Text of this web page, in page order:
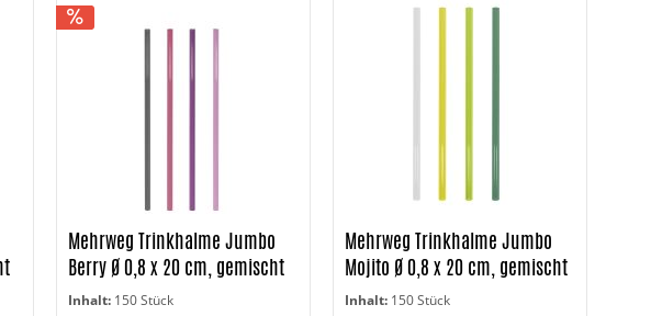
Mehrweg Trinkhalme Jumbo
Berry Ø 0,8 x 20 cm, gemischt
Inhalt: 150 Stück
Mehrweg Trinkhalme Jumbo
Mojito Ø 0,8 x 20 cm, gemischt
Inhalt: 150 Stück